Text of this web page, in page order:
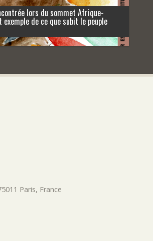
lors du sommet Afrique-
exemple de ce que subit le peuple
Paris, France